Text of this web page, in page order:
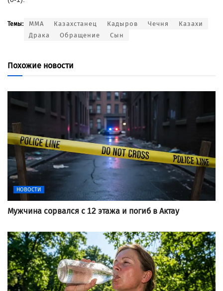
Темы: ММА Казахстанец Кадыров Чечня
Казахи
Драка
Обращение Сын
Похожие новости
НОВОСТИ
Мужчина сорвался с 12 этажа и погиб в Актау